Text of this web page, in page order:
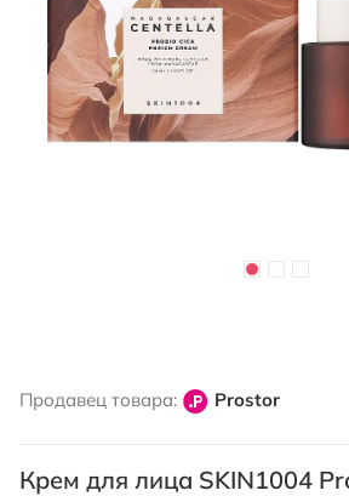
началу
изображений
Продавец товара: Prostor
Крем для лица SKIN1004